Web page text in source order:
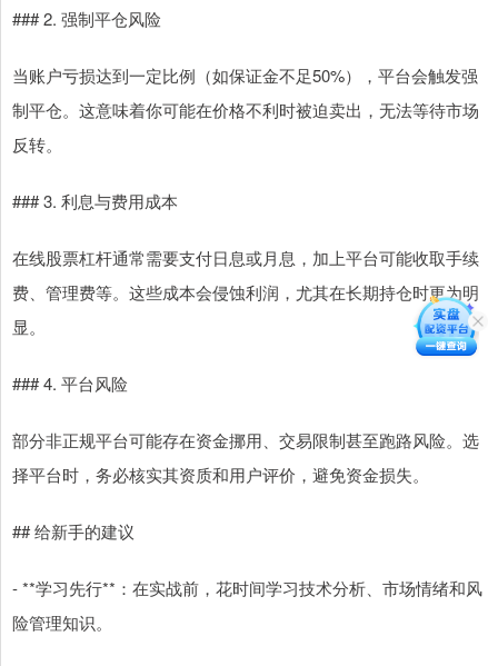
### 2. 强制平仓风险
当账户亏损达到一定比例（如保证金不足50%），平台会触发强
制平仓。这意味着你可能在价格不利时被迫卖出，无法等待市场
反转。
### 3. 利息与费用成本
在线股票杠杆通常需要支付日息或月息，加上平台可能收取手续
费、管理费等。这些成本会侵蚀利润，尤其在长期持仓时更为明
显。
### 4. 平台风险
部分非正规平台可能存在资金挪用、交易限制甚至跑路风险。选
择平台时，务必核实其资质和用户评价，避免资金损失。
## 给新手的建议
- **学习先行**：在实战前，花时间学习技术分析、市场情绪和风
险管理知识。